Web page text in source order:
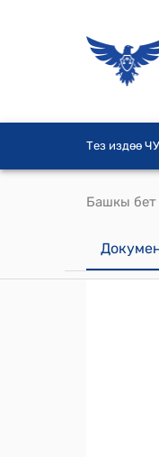
Тез издөө
Башкы бет